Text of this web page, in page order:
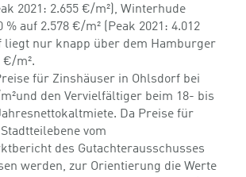
2021: 2.655 €/m²), Winterhude
% auf 2.578 €/m² (Peak 2021: 4.012
liegt nur knapp über dem Hamburger
€/m².
für Zinshäuser in Ohlsdorf bei
den Vervielfältiger beim 18- bis
Da Preise für
vom
des Gutachterausschusses
werden, zur Orientierung die Werte